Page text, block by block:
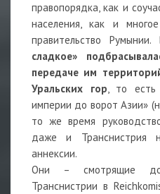
правопорядка, как и
населения, как и
правительство
сладкое»
передаче им
Уральских гор, то есть
империи до ворот Азии»
то же время
даже и Транснистрия
аннексии.
Они – смотрящие
Транснистрии в